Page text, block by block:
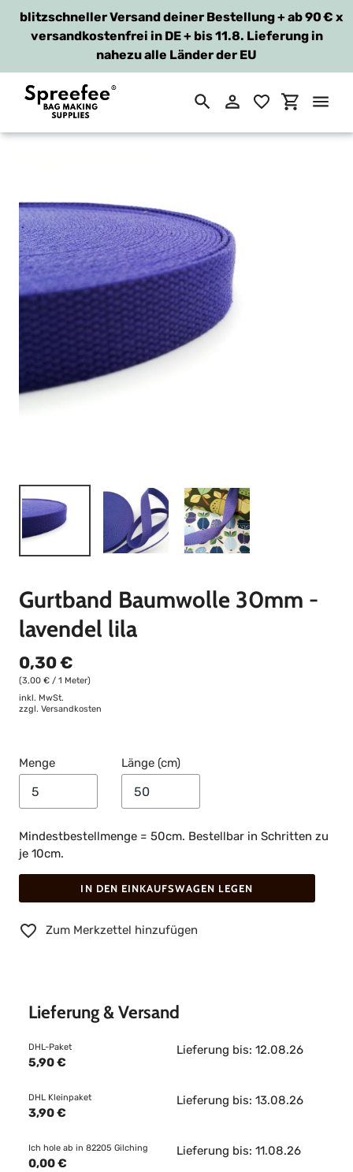
Direkt
blitzschneller Versand deiner Bestellung + ab 90 €
versandkostenfrei in DE + bis 11.8. Lieferung in
nahezu alle Länder der EU
x
SuchenEinloggen
Gurtband Baumwolle 30mm -
lavendel lila
0,30 €
(3,00 € / 1 Meter)
inkl. MwSt.
zzgl. Versandkosten
Menge Länge (cm)
Mindestbestellmenge = 50cm. Bestellbar in Schritten zu
je 10cm.
IN DEN EINKAUFSWAGEN LEGEN
Zum Merkzettel hinzufügen
Lieferung & Versand
DHL-Paket
5,90 €
Lieferung bis: 12.08.26
DHL Kleinpaket
3,90 €
Lieferung bis: 13.08.26
Ich hole ab in 82205 Gilching
0,00 €
Lieferung bis: 11.08.26